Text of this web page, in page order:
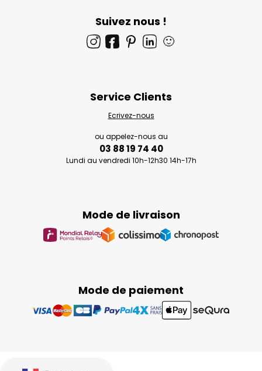
Suivez nous !
🙂
Mode de paiement
Mode de livraison
Service Clients
Ecrivez-nous
ou appelez-nous au
03 88 19 74 40
Lundi au vendredi 10h-12h30 14h-17h